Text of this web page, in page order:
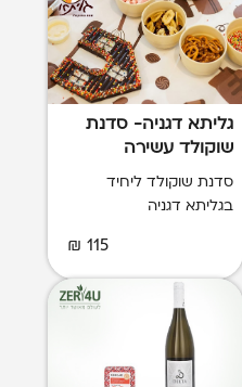
גליתא דגניה- סדנת
שוקולד עשירה
ופעילות ליחיד
סדנת שוקולד ליחיד
בגליתא דגניה
115 ₪